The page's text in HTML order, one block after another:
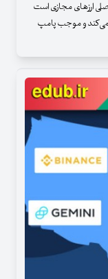
ارزهای مجازی است
می‌کند و موجب پامپ